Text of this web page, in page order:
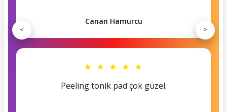
Canan Hamurcu
★ ★ ★ ★ ★
Peeling tonik pad çok güzel.
< >